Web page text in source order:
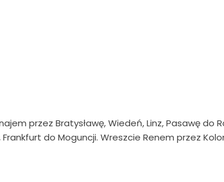
przez Bratysławę, Wiedeń, Linz, Pasawę do
do Moguncji. Wreszcie Renem przez